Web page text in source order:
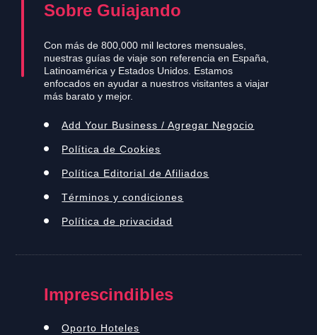
Sobre Guiajando
Con más de 800,000 mil lectores mensuales,
nuestras guías de viaje son referencia en España,
Latinoamérica y Estados Unidos. Estamos
enfocados en ayudar a nuestros visitantes a viajar
más barato y mejor.
Add Your Business / Agregar Negocio
Política de Cookies
Política Editorial de Afiliados
Términos y condiciones
Política de privacidad
Imprescindibles
Oporto Hoteles